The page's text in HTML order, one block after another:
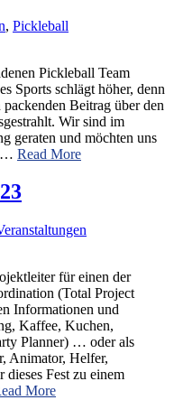
, Pickleball
Pickleball Team
Sports schlägt höher, denn
Beitrag über den
Wir sind im
geraten und möchten uns
… Read More
für einen der
(Total Project
Informationen und
Kaffee, Kuchen,
Planner) … oder als
Animator, Helfer,
Fest zu einem
More